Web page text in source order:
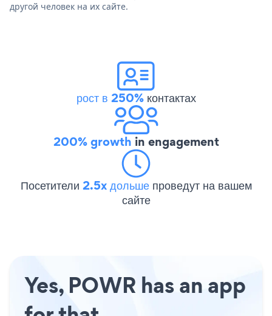
другой человек на их сайте.
рост в 250%контактах
200% growth in engagement
Посетители 2.5x дольше проведут на вашем
сайте
Yes, POWR has an app